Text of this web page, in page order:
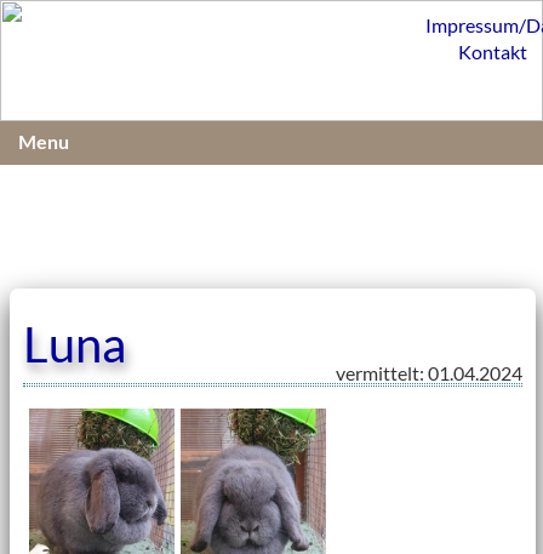
Luna vermittelt: 01.04.2024
Impressum/
Kontakt
Menu